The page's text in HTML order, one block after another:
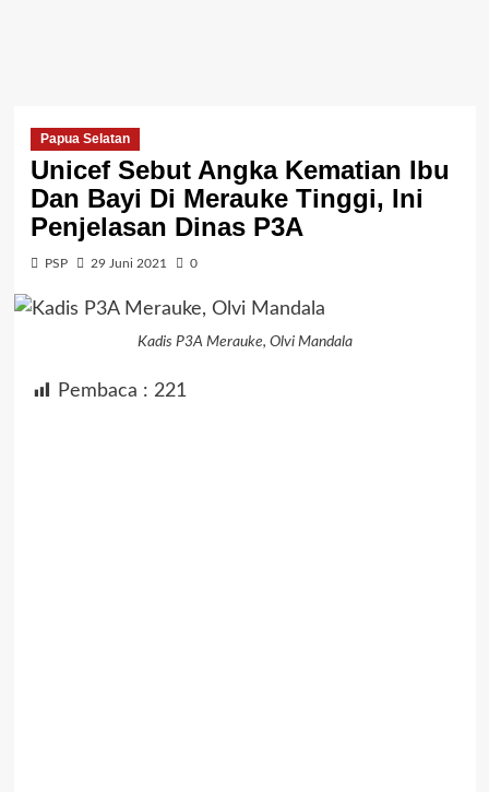
Papua Selatan
Unicef Sebut Angka Kematian Ibu
Dan Bayi Di Merauke Tinggi, Ini
Penjelasan Dinas P3A
PSP 29 Juni 2021 0
Kadis P3A Merauke, Olvi Mandala
Pembaca : 221